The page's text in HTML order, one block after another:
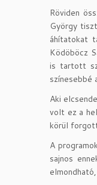
Röviden
György
áhítatokat
Ködöböcz
is tartott
színesebbé
Aki
volt ez a
körül
A
sajnos